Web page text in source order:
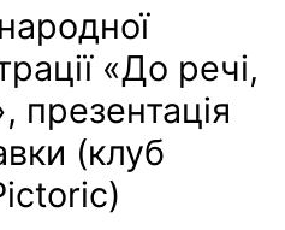
«До речі,
презентація
(клуб